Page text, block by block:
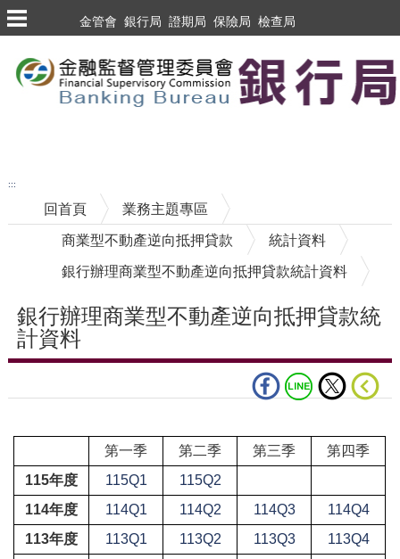
跳到主要內容區塊
金管會 銀行局 證期局 保險局 檢查局
:::
回首頁 業務主題專區
商業型不動產逆向抵押貸款 統計資料
銀行辦理商業型不動產逆向抵押貸款統計資料
銀行辦理商業型不動產逆向抵押貸款統
計資料
第一季
第二季 第三季
第四季
115年度
115Q1
115Q2
114年度
114Q1 114Q2 114Q3
114Q4
113年度
113Q1 113Q2 113Q3
113Q4